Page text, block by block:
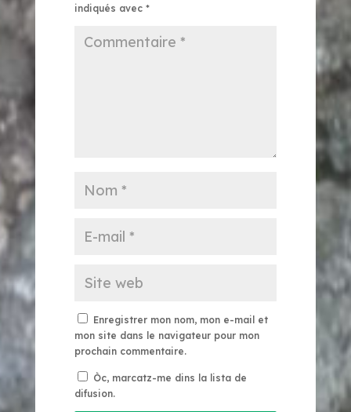
indiqués avec *
Enregistrer mon nom, mon e-mail et
mon site dans le navigateur pour mon
prochain commentaire.
Òc, marcatz-me dins la lista de
difusion.